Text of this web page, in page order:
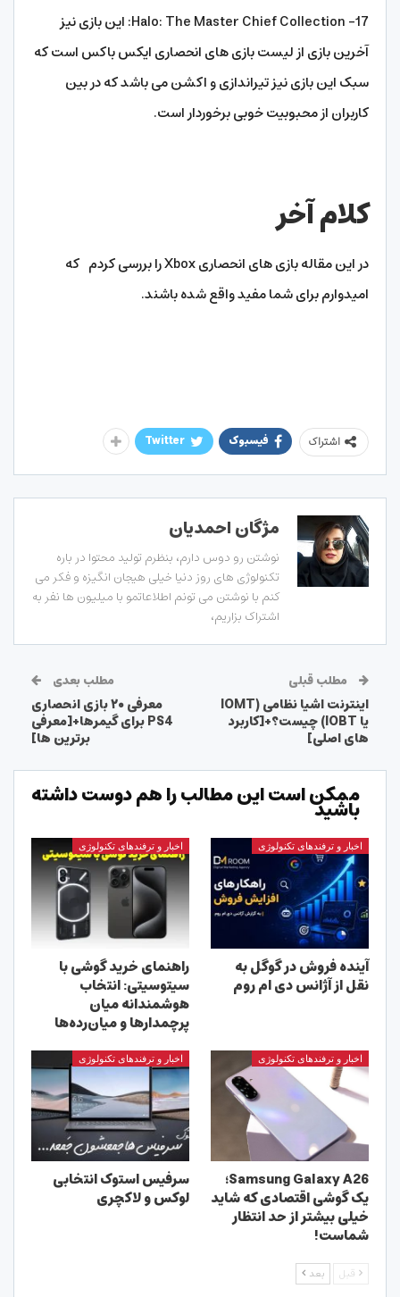
17- Halo: The Master Chief Collection: این بازی نیز
آخرین بازی از لیست بازی های انحصاری ایکس باکس است که
سبک این بازی نیز تیراندازی و اکشن می باشد که در بین
کاربران از محبوبیت خوبی برخوردار است.
کلام آخر
در این مقاله بازی های انحصاری Xbox را بررسی کردم که
امیدوارم برای شما مفید واقع شده باشند.
اشتراک فیسبوک Twitter
مژگان احمدیان
نوشتن رو دوس دارم، بنظرم تولید محتوا در باره
تکنولوژی های روز دنیا خیلی هیجان انگیزه و فکر می
کنم با نوشتن می تونم اطلاعاتمو با میلیون ها نفر به
اشتراک بزاریم،
مطلب قبلی
اینترنت اشیا نظامی (IOMT
یا IOBT) چیست؟+[کاربرد
های اصلی]
مطلب بعدی
معرفی ۲۰ بازی انحصاری
PS4 برای گیمرها+[معرفی
برترین ها]
ممکن است این مطالب را هم دوست داشته
باشید
اخبار و ترفندهای تکنولوژی
آینده فروش در گوگل به
نقل از آژانس دی ام روم
اخبار و ترفندهای تکنولوژی
راهنمای خرید گوشی با
سیتوسیتی: انتخاب
هوشمندانه میان
پرچمدارها و میان‌رده‌ها
اخبار و ترفندهای تکنولوژی
Samsung Galaxy A26؛
یک گوشی اقتصادی که شاید
خیلی بیشتر از حد انتظار
شماست!
اخبار و ترفندهای تکنولوژی
سرفیس استوک انتخابی
لوکس و لاکچری
قبل بعد